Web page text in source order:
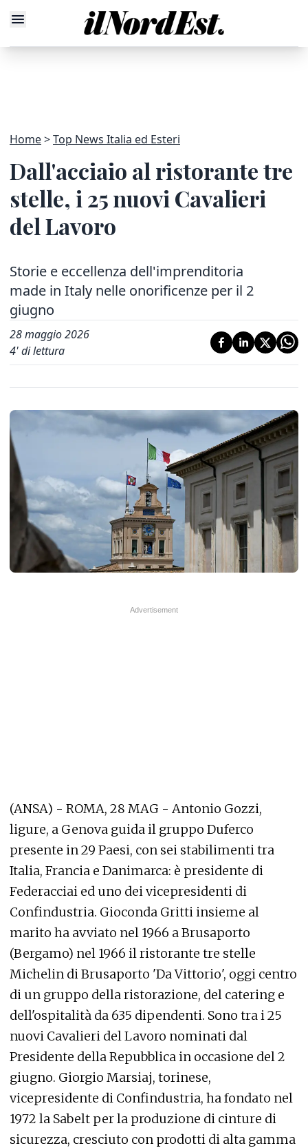
Home Top News Italia ed Esteri
Dall'acciaio al ristorante tre
stelle, i 25 nuovi Cavalieri
del Lavoro
Storie e eccellenza dell'imprenditoria
made in Italy nelle onorificenze per il 2
giugno
28 maggio 2026
4' di lettura
(ANSA) - ROMA, 28 MAG - Antonio Gozzi,
ligure, a Genova guida il gruppo Duferco
presente in 29 Paesi, con sei stabilimenti tra
Italia, Francia e Danimarca: è presidente di
Federacciai ed uno dei vicepresidenti di
Confindustria. Gioconda Gritti insieme al
marito ha avviato nel 1966 a Brusaporto
(Bergamo) nel 1966 il ristorante tre stelle
Michelin di Brusaporto 'Da Vittorio', oggi centro
di un gruppo della ristorazione, del catering e
dell'ospitalità da 635 dipendenti. Sono tra i 25
nuovi Cavalieri del Lavoro nominati dal
Presidente della Repubblica in occasione del 2
giugno. Giorgio Marsiaj, torinese,
vicepresidente di Confindustria, ha fondato nel
1972 la Sabelt per la produzione di cinture di
sicurezza, cresciuto con prodotti di alta gamma